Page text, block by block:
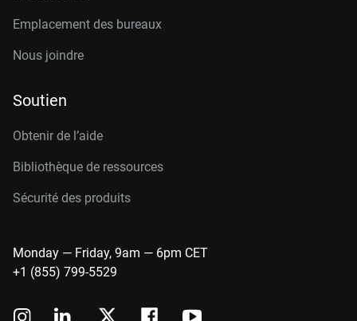
Emplacement des bureaux
Nous joindre
Soutien
Obtenir de l’aide
Bibliothèque de ressources
Sécurité des produits
Monday — Friday, 9am — 6pm CET
+1 (855) 799-5529